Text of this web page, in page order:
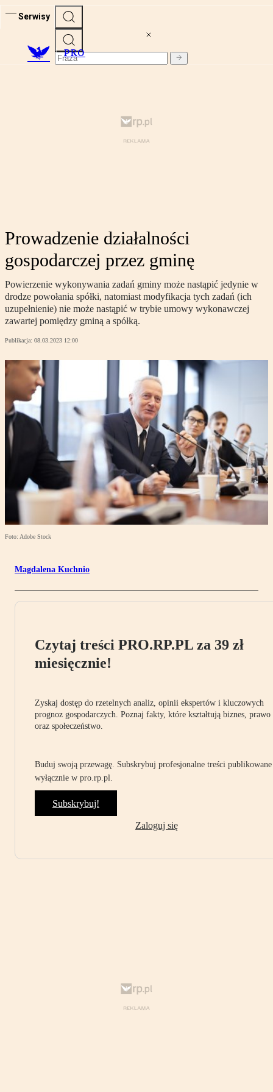
Serwisy
PRO
Prowadzenie działalności
gospodarczej przez gminę
Powierzenie wykonywania zadań gminy może nastąpić jedynie w
drodze powołania spółki, natomiast modyfikacja tych zadań (ich
uzupełnienie) nie może nastąpić w trybie umowy wykonawczej
zawartej pomiędzy gminą a spółką.
Publikacja: 08.03.2023 12:00
Foto: Adobe Stock
Magdalena Kuchnio
Czytaj treści PRO.RP.PL za 39 zł
miesięcznie!
Zyskaj dostęp do rzetelnych analiz, opinii ekspertów i kluczowych
prognoz gospodarczych. Poznaj fakty, które kształtują biznes, prawo
oraz społeczeństwo.
Buduj swoją przewagę. Subskrybuj profesjonalne treści publikowane
wyłącznie w pro.rp.pl.
Subskrybuj!
Zaloguj się